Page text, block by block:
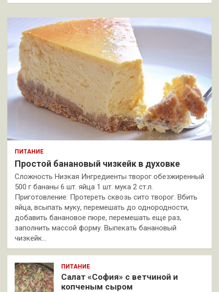
ПИТАНИЕ
Простой банановый чизкейк в духовке
Сложность Низкая Ингредиенты творог обезжиренный
500 г бананы 6 шт. яйца 1 шт. мука 2 ст.л.
Приготовление: Протереть сквозь сито творог. Вбить
яйца, всыпать муку, перемешать до однородности,
добавить банановое пюре, перемешать еще раз,
заполнить массой форму. Выпекать банановый
чизкейк…
ПИТАНИЕ
Салат «София» с ветчиной и
копченым сыром